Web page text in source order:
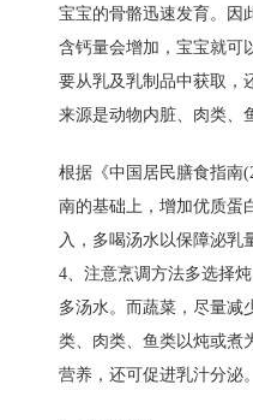
宝宝的骨骼迅速发育。因
含钙量会增加，宝宝就可
要从乳及乳制品中获取，
来源是动物内脏、 肉类、
根据《中国居民膳食指南
南的基础上，增加优质蛋
入，多喝汤水以保障泌乳
4、注意烹调方法多选择
多汤水。而蔬菜，尽量减
类、肉类、鱼类以炖或煮
营养，还可促进乳汁分泌。